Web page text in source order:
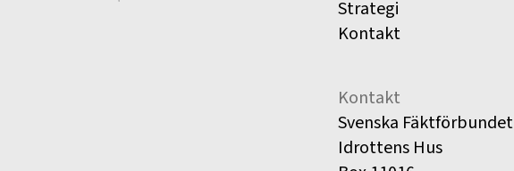
Strategi
Kontakt
Kontakt
Svenska Fäktförbundet
Idrottens Hus